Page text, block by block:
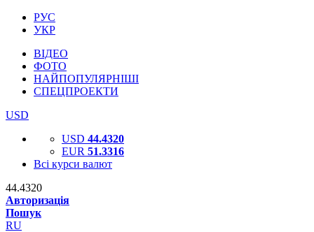
РУС
УКР
ВІДЕО
ФОТО
НАЙПОПУЛЯРНІШІ
СПЕЦПРОЕКТИ
USD
USD 44.4320
EUR 51.3316
Всі курси валют
44.4320
Авторизація
Пошук
RU